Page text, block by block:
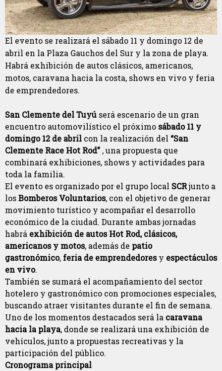
El evento se realizará el sábado 11 y domingo 12 de
abril en la Plaza Gauchos del Sur y la zona de playa.
Habrá exhibición de autos clásicos, americanos,
motos, caravana hacia la costa, shows en vivo y feria
de emprendedores.
San Clemente del Tuyú será escenario de un gran
encuentro automovilístico el próximo sábado 11 y
domingo 12 de abril con la realización del “San
Clemente Race Hot Rod” , una propuesta que
combinará exhibiciones, shows y actividades para
toda la familia.
El evento es organizado por el grupo local SCRjunto a
losBomberos Voluntarios, con el objetivo de generar
movimiento turístico y acompañar el desarrollo
económico de la ciudad. Durante ambas jornadas
habrá exhibición de autos Hot Rod, clásicos,
americanos y motos, además de patio
gastronómico, feria de emprendedoresy espectáculos
en vivo.
También se sumará el acompañamiento del sector
hotelero y gastronómico con promociones especiales,
buscando atraer visitantes durante el fin de semana.
Uno de los momentos destacados será la caravana
hacia la playa, donde se realizará una exhibición de
vehículos, junto a propuestas recreativas y la
participación del público.
Cronograma principal